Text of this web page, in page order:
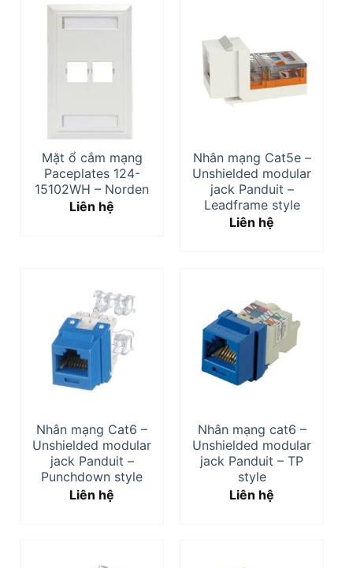
Mặt ổ cắm mạng
Paceplates 124-
15102WH – Norden
Liên hệ
Nhân mạng Cat5e –
Unshielded modular
jack Panduit –
Leadframe style
Liên hệ
Nhân mạng Cat6 –
Unshielded modular
jack Panduit –
Punchdown style
Liên hệ
Nhân mạng cat6 –
Unshielded modular
jack Panduit – TP
style
Liên hệ